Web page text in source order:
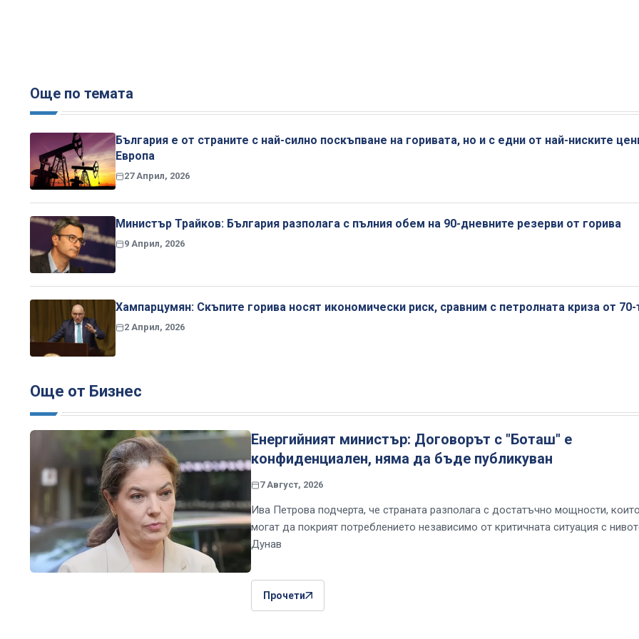
Още по темата
България е от страните с най-силно поскъпване на горивата, но и с едни от най-ниските
Европа
27 Април, 2026
Министър Трайков: България разполага с пълния обем на 90-дневните резерви от горива
9 Април, 2026
Хампарцумян: Скъпите горива носят икономически риск, сравним с петролната криза от 70-
2 Април, 2026
Още от Бизнес
Енергийният министър: Договорът с "Боташ" е
конфиденциален, няма да бъде публикуван
7 Август, 2026
Ива Петрова подчерта, че страната разполага с достатъчно мощности, които
могат да покрият потреблението независимо от критичната ситуация с
Дунав
Прочети